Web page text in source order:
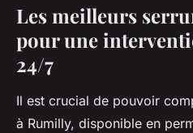
Les meilleurs
pour une
24/7
Il est crucial de pouvoir
à Rumilly, disponible en